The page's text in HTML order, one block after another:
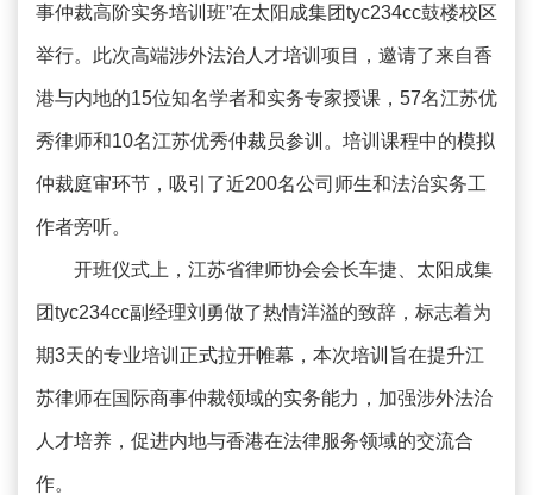
事仲裁高阶实务培训班”在太阳成集团tyc234cc鼓楼校区
举行。此次高端涉外法治人才培训项目，邀请了来自香
港与内地的15位知名学者和实务专家授课，57名江苏优
秀律师和10名江苏优秀仲裁员参训。培训课程中的模拟
仲裁庭审环节，吸引了近200名公司师生和法治实务工
作者旁听。
开班仪式上，江苏省律师协会会长车捷、太阳成集
团tyc234cc副经理刘勇做了热情洋溢的致辞，标志着为
期3天的专业培训正式拉开帷幕，本次培训旨在提升江
苏律师在国际商事仲裁领域的实务能力，加强涉外法治
人才培养，促进内地与香港在法律服务领域的交流合
作。